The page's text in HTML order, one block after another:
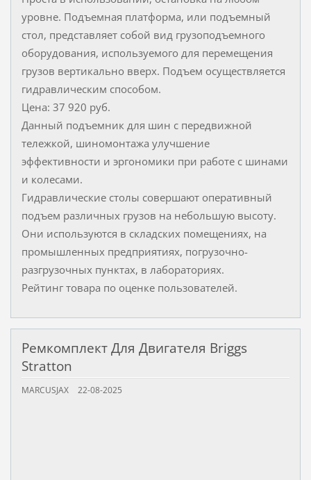
уровне. Подъемная платформа, или подъемный
стол, представляет собой вид грузоподъемного
оборудования, используемого для перемещения
грузов вертикально вверх. Подъем осуществляется
гидравлическим способом.
Цена: 37 920 руб.
Данный подъемник для шин с передвижной
тележкой, шиномонтажа улучшение
эффективности и эргономики при работе с шинами
и колесами.
Гидравлические столы совершают оперативный
подъем различных грузов на небольшую высоту.
Они используются в складских помещениях, на
промышленных предприятиях, погрузочно-
разгрузочных пунктах, в лабораториях.
Рейтинг товара по оценке пользователей.
Ремкомплект Для Двигателя Briggs
Stratton
MARCUSJAX 22-08-2025